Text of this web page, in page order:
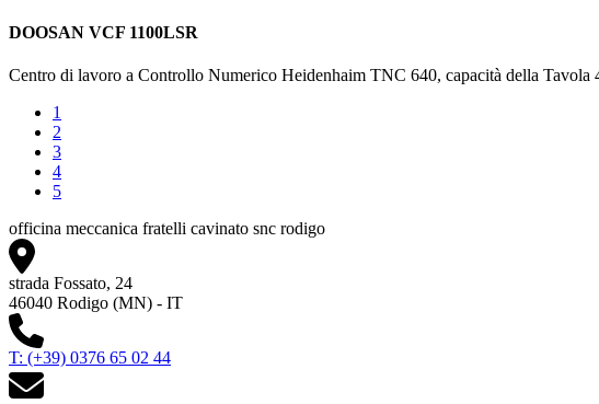
DOOSAN VCF 1100LSR
Centro di lavoro a Controllo Numerico Heidenhaim TNC 640, capacità della
1
2
3
4
5
officina meccanica fratelli cavinato snc rodigo
strada Fossato, 24
46040 Rodigo (MN) - IT
T: (+39) 0376 65 02 44